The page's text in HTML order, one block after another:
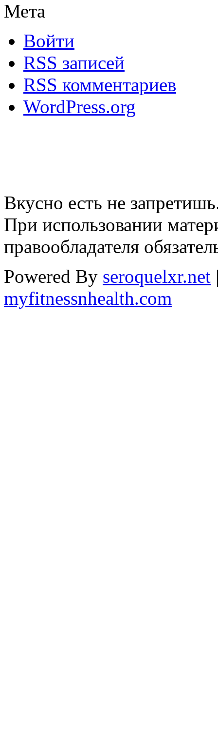
Мета
Войти
RSS записей
RSS комментариев
WordPress.org
Вкусно есть не
При использовании
правообладателя
Powered By seroquelxr.net
myfitnessnhealth.com